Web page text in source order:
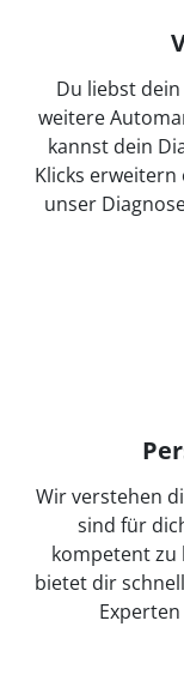
Du liebst
weitere
kannst dein
Klicks erweitern
unser
Wir verstehen
sind für
kompetent zu
bietet dir